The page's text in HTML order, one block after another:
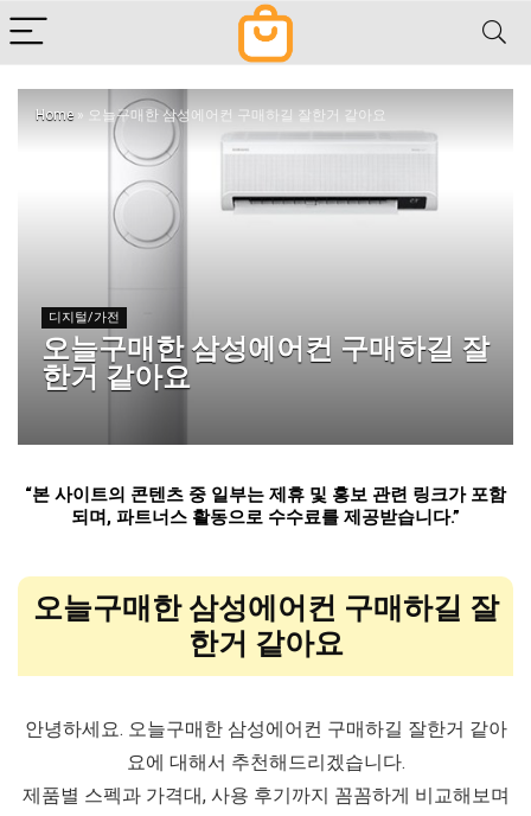
Home » 오늘구매한 삼성에어컨 구매하길 잘한거 같아요
디지털/가전
오늘구매한 삼성에어컨 구매하길 잘
한거 같아요
“본 사이트의 콘텐츠 중 일부는 제휴 및 홍보 관련 링크가 포함
되며, 파트너스 활동으로 수수료를 제공받습니다.”
오늘구매한 삼성에어컨 구매하길 잘
한거 같아요
안녕하세요. 오늘구매한 삼성에어컨 구매하길 잘한거 같아
요에 대해서 추천해드리겠습니다.
제품별 스펙과 가격대, 사용 후기까지 꼼꼼하게 비교해보며